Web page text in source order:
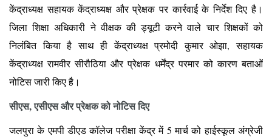
केंद्राध्यक्ष सहायक केंद्राध्यक्ष और प्रेक्षक पर कार्रवाई के निर्देश दिए है।
जिला शिक्षा अधिकारी ने वीक्षक की ड्यूटी करने वाले चार शिक्षकों को
निलंबित किया है साथ ही केंद्राध्यक्ष प्रमोदी कुमार ओझा, सहायक
केंद्राध्यक्ष रामवीर सीरौठिया और प्रेक्षक धर्मेंद्र परमार को कारण बताओं
नोटिस जारी किए है।
सीएस, एसीएस और प्रेक्षक को नोटिस दिए
जलपुरा के एमपी डीएड कॉलेज परीक्षा केंद्र में 5 मार्च को हाईस्कूल अंग्रेजी